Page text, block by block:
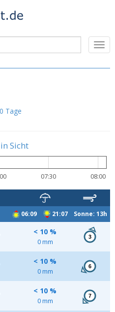
Tage
Sicht
07:30 08:00
06:09 21:07 Sonne: 13h
< 10 %
0 mm
3
< 10 %
0 mm
6
< 10 %
0 mm
7